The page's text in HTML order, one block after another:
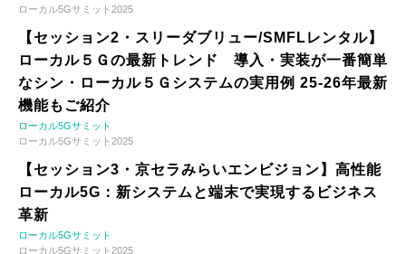
ローカル5Gサミット2025
【セッション2・スリーダブリュー/SMFLレンタル】
ローカル５Ｇの最新トレンド 導入・実装が一番簡単
なシン・ローカル５Ｇシステムの実用例 25-26年最新
機能もご紹介
ローカル5Gサミット
ローカル5Gサミット2025
【セッション3・京セラみらいエンビジョン】高性能
ローカル5G：新システムと端末で実現するビジネス
革新
ローカル5Gサミット
ローカル5Gサミット2025